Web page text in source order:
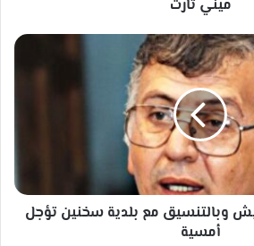
ميني تارت
وبالتنسيق مع بلدية سخنين تؤجل
أمسية